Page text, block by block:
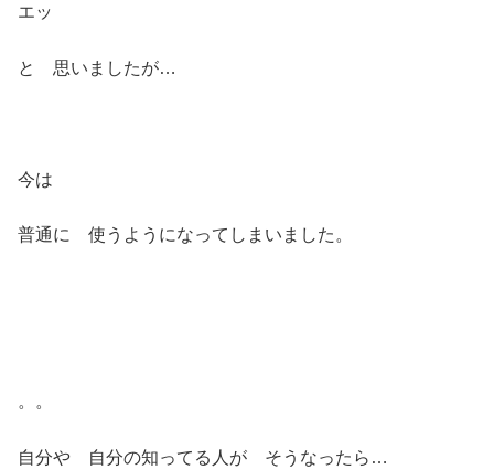
エッ
と 思いましたが…
今は
普通に 使うようになってしまいました。
。。
自分や 自分の知ってる人が そうなったら…